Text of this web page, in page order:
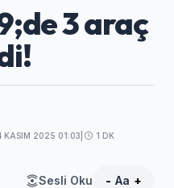
3 araç
KASIM 2025 01:03 1 DK
Sesli Oku - Aa +